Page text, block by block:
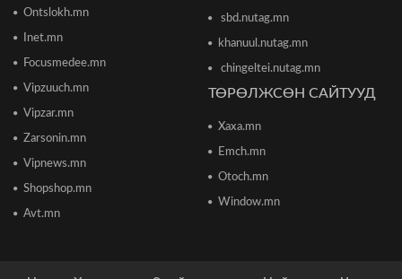
Европын Төв банк 2023 оноос хойш анх удаа
бодлогын хүүгээ өсгөжээ
2026/06/12 15:05
цацаж байгаа тул 10-14 хоног ойд чөлөөт
Улаанбаатар хотын инженер хангамжийн
Ontslokh.mn
Inet.mn
Focusmedee.mn
Vipzuuch.mn
Vipzar.mn
Zarsonin.mn
Vipnews.mn
Shopshop.mn
Avt.mn
sbd.nutag.mn
khanuul.nutag.mn
chingeltei.nutag.mn
ТӨРӨЛЖСӨН САЙТУУД
Xaxa.mn
Emch.mn
Otoch.mn
Window.mn